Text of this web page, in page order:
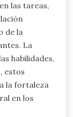
las tareas,
de la
La
habilidades,
estos
la fortaleza
en los